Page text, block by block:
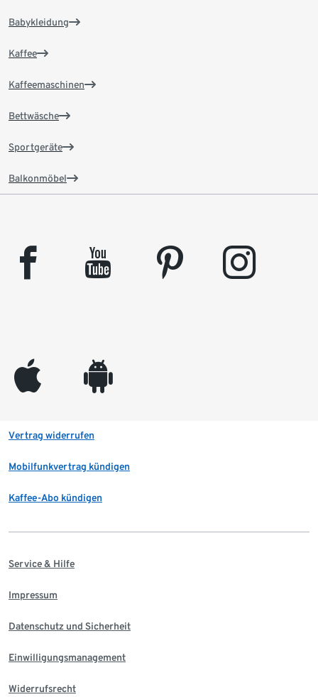
Babykleidung
Kaffee
Kaffeemaschinen
Bettwäsche
Sportgeräte
Balkonmöbel
facebook youtube pinterest instagram
appleinc android
Vertrag widerrufen
Mobilfunkvertrag kündigen
Kaffee-Abo kündigen
Service & Hilfe
Impressum
Datenschutz und Sicherheit
Einwilligungsmanagement
Widerrufsrecht